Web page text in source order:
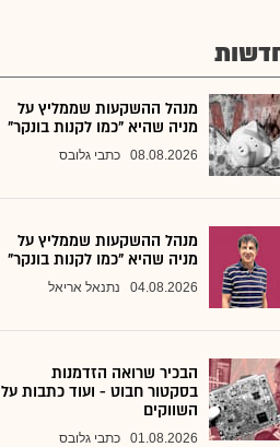
מנהל ההשקעות שממליץ על
מניה שהיא "כמו לקנות בונקר"
08.08.2026 כתבי גלובס
מנהל ההשקעות שממליץ על
מניה שהיא "כמו לקנות בונקר"
04.08.2026 נתנאל אריאל
הבכיר שרואה הזדמנות
בסקטור חבוט - ועוד כתבות על
השווקים
01.08.2026 כתבי גלובס